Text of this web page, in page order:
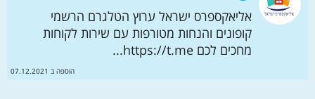
אליאקספרס ישראל ערוץ הטלגרם הרשמי
קופונים והנחות מטורפות עם שירות לקוחות
מחכים לכם https://t.me...
הוספה ב 07.12.2021